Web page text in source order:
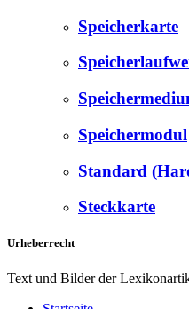
Speicherkarte
Speichermodul
Standard
Steckkarte
Urheberrecht
Text und Bilder der